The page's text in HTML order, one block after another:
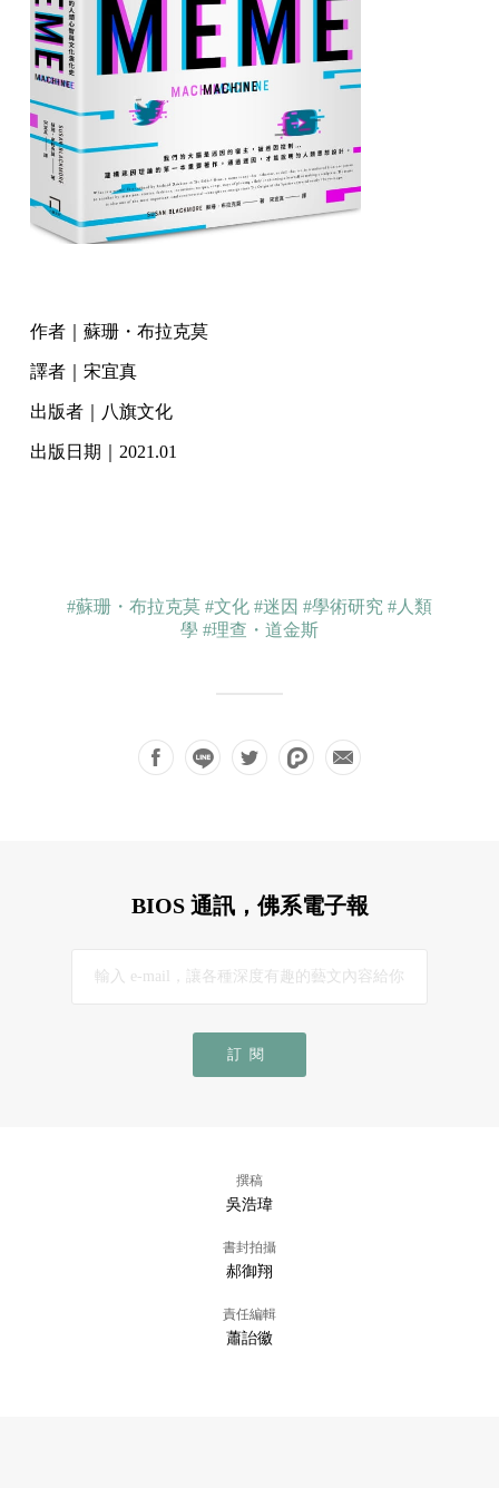
作者｜蘇珊・布拉克莫
譯者｜宋宜真
出版者｜八旗文化
出版日期｜2021.01
#蘇珊・布拉克莫 #文化 #迷因 #學術研究 #人類
學 #理查・道金斯
BIOS 通訊，佛系電子報
訂閱
撰稿
吳浩瑋
書封拍攝
郝御翔
責任編輯
蕭詒徽